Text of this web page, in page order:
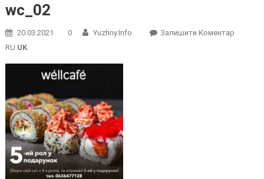
wc_02
20.03.2021 0 Yuzhny.info Залишити КоментарOn
RU UK